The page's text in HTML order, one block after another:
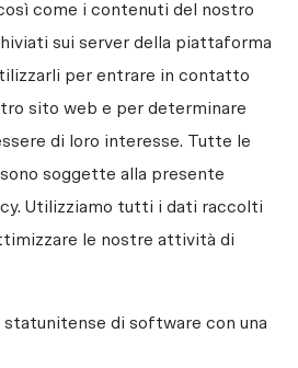
come i contenuti del nostro
sui server della piattaforma
per entrare in contatto
sito web e per determinare
di loro interesse. Tutte le
soggette alla presente
Utilizziamo tutti i dati raccolti
le nostre attività di
statunitense di software con una